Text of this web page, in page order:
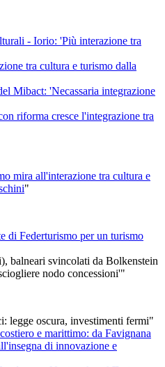
- Iorio: 'Più interazione tra
tra cultura e turismo dalla
Mibact: 'Necassaria integrazione
riforma cresce l'integrazione tra
mira all'interazione tra cultura e
"
di Federturismo per un turismo
balneari svincolati da Bolkenstein
nodo concessioni'"
legge oscura, investimenti fermi"
e marittimo: da Favignana
di innovazione e